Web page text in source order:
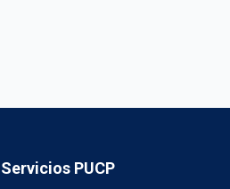
Servicios PUCP